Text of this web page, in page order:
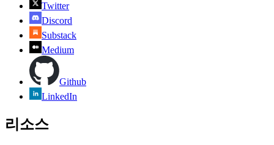
Twitter
Discord
Substack
Medium
Github
LinkedIn
리소스